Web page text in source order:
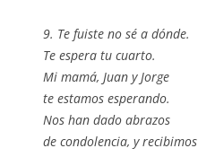
9. Te fuiste no sé a dónde.
Te espera tu cuarto.
Mi mamá, Juan y Jorge
te estamos esperando.
Nos han dado abrazos
de condolencia, y recibimos